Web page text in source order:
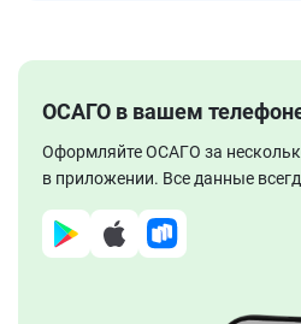
ОСАГО в вашем
Оформляйте ОСАГО за
в приложении. Все данные